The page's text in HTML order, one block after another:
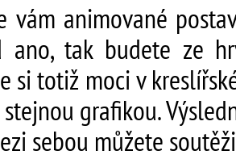
vám animované
ano, tak budete ze
si totiž moci v
grafikou.
sebou můžete